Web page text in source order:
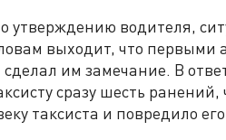
утверждению водителя,
выходит, что первыми
сделал им замечание. В
сразу шесть
таксиста и повредило